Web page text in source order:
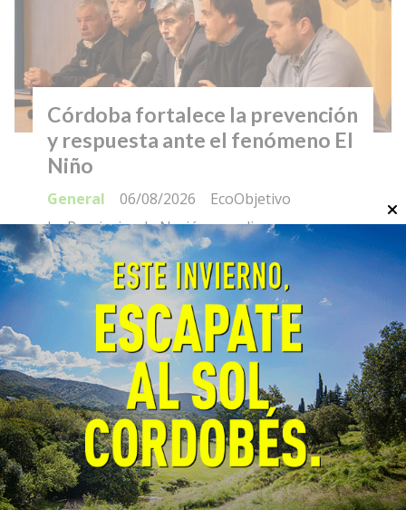
Córdoba fortalece la prevención
y respuesta ante el fenómeno El
Niño
EcoObjetivo
General
06/08/2026
La Provincia y la Nación coordinaron
estrategias de prevención, planificación y
respuesta. El próximo lunes se firmará un
convenio para fortalecer la prevención y el
monitoreo de incendios forestales.